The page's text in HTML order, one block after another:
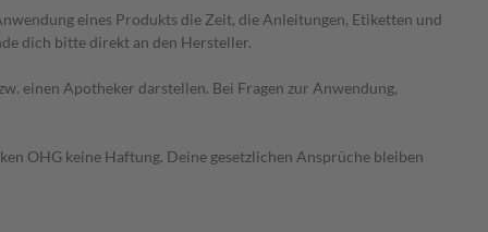
eines Produkts die Zeit, die Anleitungen, Etiketten und
dich bitte direkt an den Hersteller.
einen Apotheker darstellen. Bei Fragen zur Anwendung,
OHG keine Haftung. Deine gesetzlichen Ansprüche bleiben